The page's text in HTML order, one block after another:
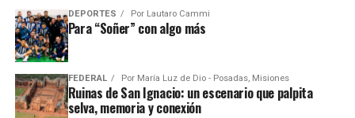
DEPORTES Por Lautaro Cammi
Para “Soñer” con algo más
FEDERAL Por María Luz de Dio - Posadas, Misiones
Ruinas de San Ignacio: un escenario que palpita
selva, memoria y conexión